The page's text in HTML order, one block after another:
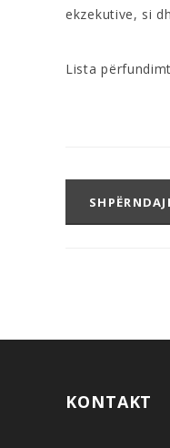
ekzekutive, si
Lista
KONTAKT